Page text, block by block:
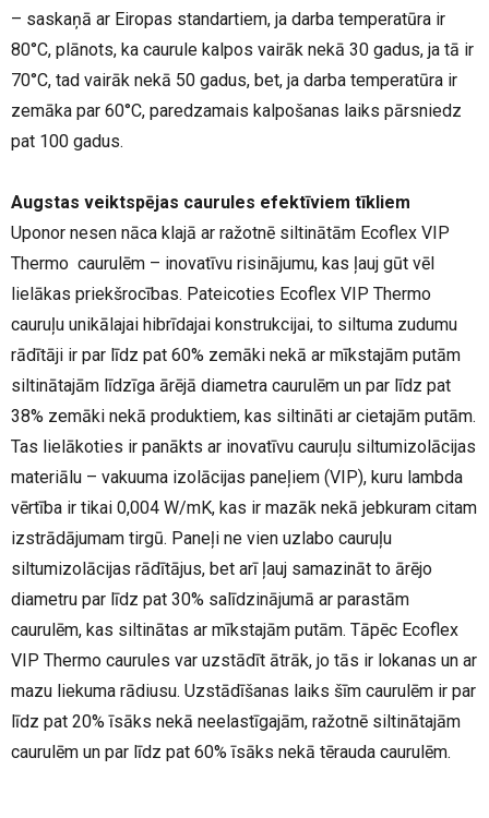
– saskaņā ar Eiropas standartiem, ja darba temperatūra ir
80°C, plānots, ka caurule kalpos vairāk nekā 30 gadus, ja tā ir
70°C, tad vairāk nekā 50 gadus, bet, ja darba temperatūra ir
zemāka par 60°C, paredzamais kalpošanas laiks pārsniedz
pat 100 gadus.
Augstas veiktspējas caurules efektīviem tīkliem
Uponor nesen nāca klajā ar ražotnē siltinātām Ecoflex VIP
Thermo caurulēm – inovatīvu risinājumu, kas ļauj gūt vēl
lielākas priekšrocības. Pateicoties Ecoflex VIP Thermo
cauruļu unikālajai hibrīdajai konstrukcijai, to siltuma zudumu
rādītāji ir par līdz pat 60% zemāki nekā ar mīkstajām putām
siltinātajām līdzīga ārējā diametra caurulēm un par līdz pat
38% zemāki nekā produktiem, kas siltināti ar cietajām putām.
Tas lielākoties ir panākts ar inovatīvu cauruļu siltumizolācijas
materiālu – vakuuma izolācijas paneļiem (VIP), kuru lambda
vērtība ir tikai 0,004 W/mK, kas ir mazāk nekā jebkuram citam
izstrādājumam tirgū. Paneļi ne vien uzlabo cauruļu
siltumizolācijas rādītājus, bet arī ļauj samazināt to ārējo
diametru par līdz pat 30% salīdzinājumā ar parastām
caurulēm, kas siltinātas ar mīkstajām putām. Tāpēc Ecoflex
VIP Thermo caurules var uzstādīt ātrāk, jo tās ir lokanas un ar
mazu liekuma rādiusu. Uzstādīšanas laiks šīm caurulēm ir par
līdz pat 20% īsāks nekā neelastīgajām, ražotnē siltinātajām
caurulēm un par līdz pat 60% īsāks nekā tērauda caurulēm.